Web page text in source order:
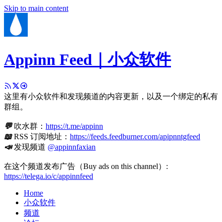
Skip to main content
Appinn Feed｜小众软件
这里有小众软件和发现频道的内容更新，以及一个绑定的私有
群组。
💬吹水群： https://t.me/appinn
📖RSS 订阅地址： https://feeds.feedburner.com/apipnntgfeed
📣发现频道 @appinnfaxian
在这个频道发布广告（Buy ads on this channel）:
https://telega.io/c/appinnfeed
Home
小众软件
频道